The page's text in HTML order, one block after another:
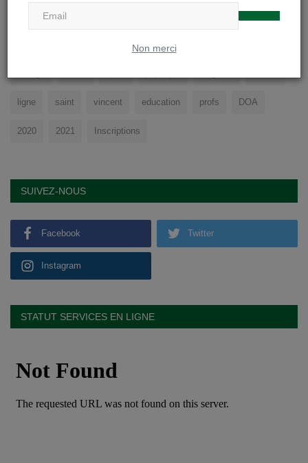
Non merci
TAGS
ligne saint vincent education profs DOA
2020 2021 Inscriptions
SUIVEZ-NOUS
Facebook Twitter
Instagram
STATUT SERVICES EN LIGNE